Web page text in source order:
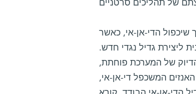
שיכפול הדי-אן-אי, כאשר
ליצירת גדיל נגדי חדש.
של המערכת פוחתת,
המשכפל די-אן-אי,